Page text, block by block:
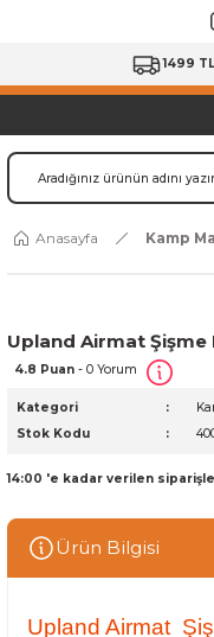
1499
Anasayfa Kamp
Upland Airmat Şişme
4.8 Puan - 0 Yorum
Kategori
Stok Kodu
14:00 'e kadar verilen
Ürün Bilgisi
Upland Airmat